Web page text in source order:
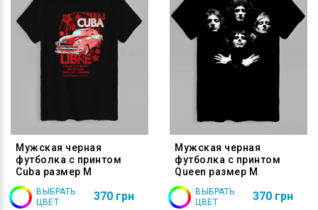
Мужская черная
футболка с принтом
Cuba размер M
ВЫБРАТЬ
ЦВЕТ
370 грн
Мужская черная
футболка с принтом
Queen размер M
ВЫБРАТЬ
ЦВЕТ
370 грн